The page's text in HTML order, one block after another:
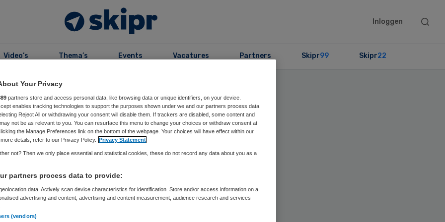
Inloggen
Search
Video’s Thema’s Events Vacatures Partners Skipr99 Skipr22
dr. Cees Wittens
is vaatchirurg, gespecialiseerd in o.a. rheologie,
en diep veneuze problematiek. Hij was werkzaam
van 1 januari 2009 tot 1 september 2019. Hij heeft
op zijn naam, zoals:
Your Privacy
partners store and access personal data, like browsing data or unique identifiers, on your device.
enables tracking technologies to support the purposes shown under we and our partners process data
Reject All or withdrawing your consent will disable them. If trackers are disabled, some content and
not be as relevant to you. You can resurface this menu to change your choices or withdraw consent at
the Manage Preferences link on the bottom of the webpage. Your choices will have effect within our
details, refer to our Privacy Policy. Privacy Statement
not? Then we only place essential and statistical cookies, these do not record any data about you as a
partners process data to provide:
data. Actively scan device characteristics for identification. Store and/or access information on a
advertising and content, advertising and content measurement, audience research and services
(vendors)